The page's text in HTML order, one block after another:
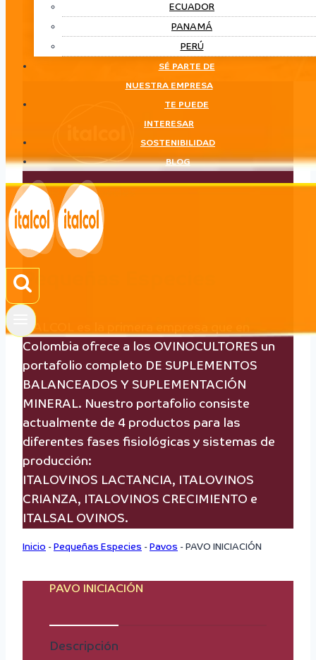
ECUADOR
PANAMÁ
PERÚ
SÉ PARTE DE
NUESTRA EMPRESA
TE PUEDE
INTERESAR
SOSTENIBILIDAD
BLOG
Pequeñas Especies
LÍNEA
Pequeñas Especies
ITALCOL es la primera empresa que en
Colombia ofrece a los OVINOCULTORES un
portafolio completo DE SUPLEMENTOS
BALANCEADOS Y SUPLEMENTACIÓN
MINERAL. Nuestro portafolio consiste
actualmente de 4 productos para las
diferentes fases fisiológicas y sistemas de
producción:
ITALOVINOS LACTANCIA, ITALOVINOS
CRIANZA, ITALOVINOS CRECIMIENTO e
ITALSAL OVINOS.
Inicio - Pequeñas Especies - Pavos - PAVO INICIACIÓN
PAVO INICIACIÓN
Descripción